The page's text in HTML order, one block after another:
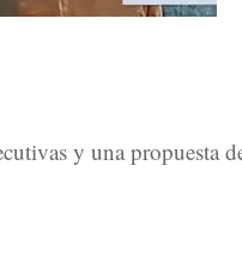
y una propuesta